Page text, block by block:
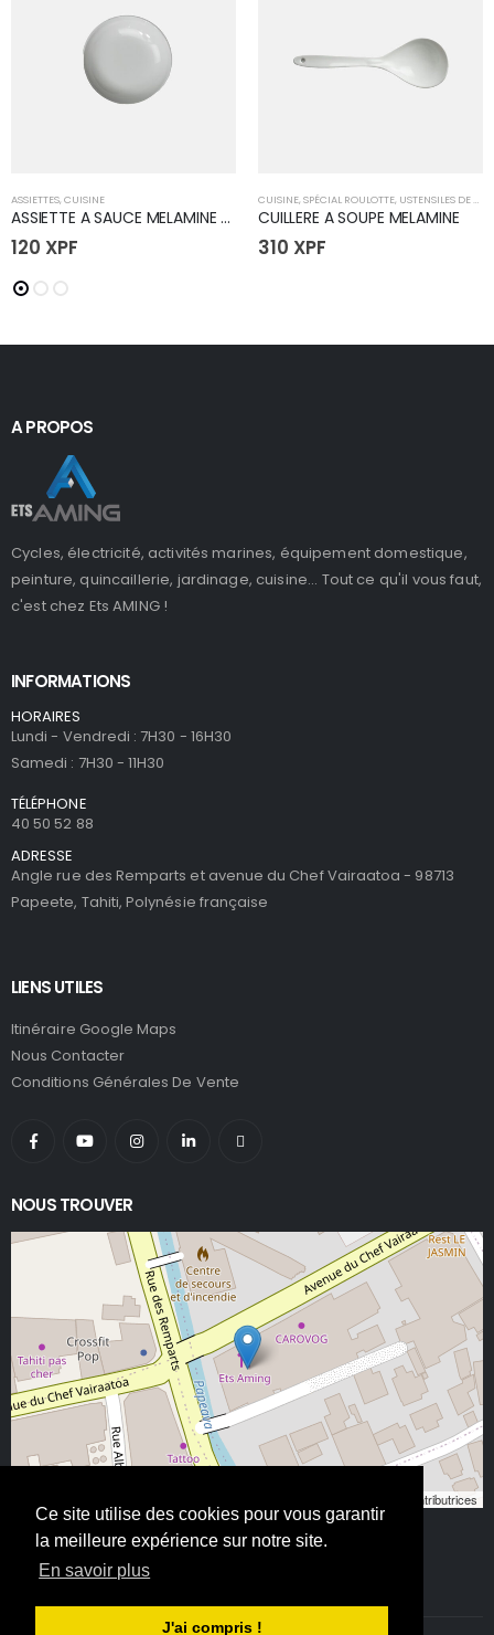
Ce site utilise des cookies pour vous garantir
la meilleure expérience sur notre site.
En savoir plus
J'ai compris !
ASSIETTES, CUISINE
ASSIETTE A SAUCE MELAMINE 80mm
120 XPF
CUISINE, SPÉCIAL ROULOTTE, USTENSILES DE CUISINE
CUILLERE A SOUPE MELAMINE
310 XPF
A PROPOS
Cycles, électricité, activités marines, équipement domestique,
peinture, quincaillerie, jardinage, cuisine... Tout ce qu'il vous faut,
c'est chez Ets AMING !
INFORMATIONS
HORAIRES
Lundi - Vendredi : 7H30 - 16H30
Samedi : 7H30 - 11H30
TÉLÉPHONE
40 50 52 88
ADRESSE
Angle rue des Remparts et avenue du Chef Vairaatoa - 98713
Papeete, Tahiti, Polynésie française
LIENS UTILES
Itinéraire Google Maps
Nous Contacter
Conditions Générales De Vente
NOUS TROUVER
contributeurs/contributrices